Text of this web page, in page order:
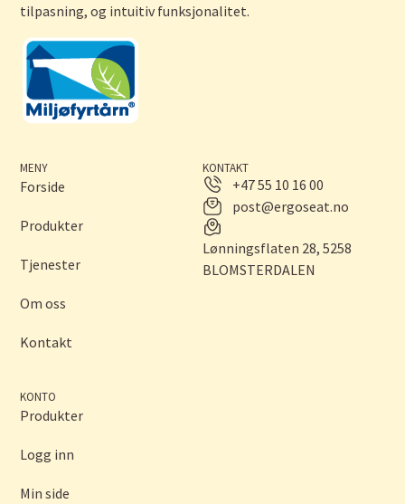
tilpasning, og intuitiv funksjonalitet.
MENY
Forside
Produkter
Tjenester
Om oss
Kontakt
KONTAKT
+47 55 10 16 00
post@ergoseat.no
Lønningsflaten 28, 5258
BLOMSTERDALEN
KONTO
Produkter
Logg inn
Min side